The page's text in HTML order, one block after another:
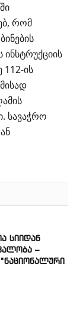
რომ
112-ის
სავაჭრო
სიიდან
–